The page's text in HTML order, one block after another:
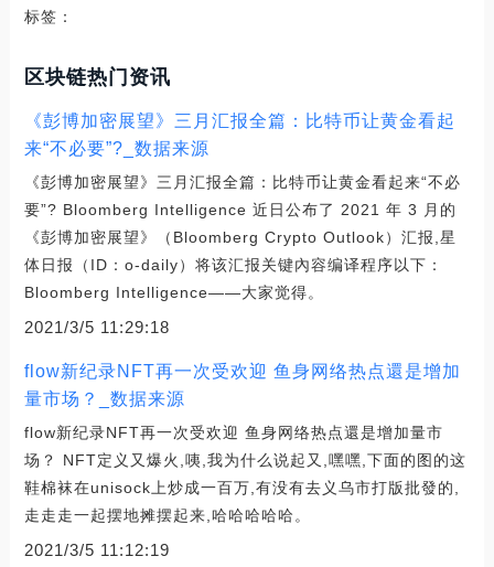
标签：
区块链热门资讯
《彭博加密展望》三月汇报全篇：比特币让黄金看起
来“不必要”?_数据来源
《彭博加密展望》三月汇报全篇：比特币让黄金看起来“不必
要”? Bloomberg Intelligence 近日公布了 2021 年 3 月的
《彭博加密展望》（Bloomberg Crypto Outlook）汇报,星
体日报（ID：o-daily）将该汇报关键內容编译程序以下：
Bloomberg Intelligence——大家觉得。
2021/3/5 11:29:18
flow新纪录NFT再一次受欢迎 鱼身网络热点還是增加
量市场？_数据来源
flow新纪录NFT再一次受欢迎 鱼身网络热点還是增加量市
场？ NFT定义又爆火,咦,我为什么说起又,嘿嘿,下面的图的这
鞋棉袜在unisock上炒成一百万,有没有去义乌市打版批發的,
走走走一起摆地摊摆起来,哈哈哈哈哈。
2021/3/5 11:12:19